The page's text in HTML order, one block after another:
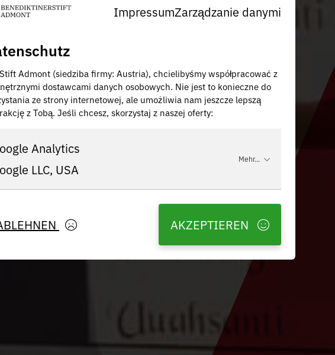
ImpressumZarządzanie danymi
Admont (siedziba firmy: Austria), chcielibyśmy współpracować z
dostawcami danych osobowych. Nie jest to konieczne do
ze strony internetowej, ale umożliwia nam jeszcze lepszą
z Tobą. Jeśli chcesz, skorzystaj z naszej oferty:
Analytics
LLC, USA
Mehr...
AKZEPTIEREN